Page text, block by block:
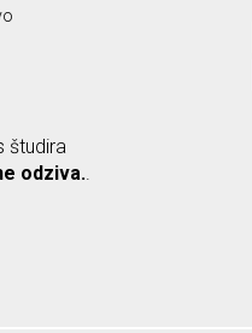
študira
odziva.